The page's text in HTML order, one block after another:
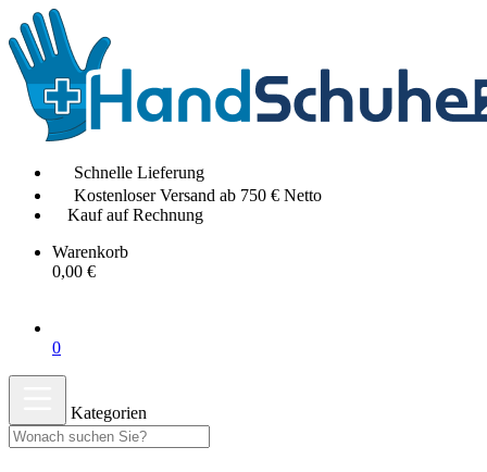
Schnelle Lieferung
Kostenloser Versand ab 750 € Netto
Kauf auf Rechnung
Warenkorb
0,00 €
0
Kategorien